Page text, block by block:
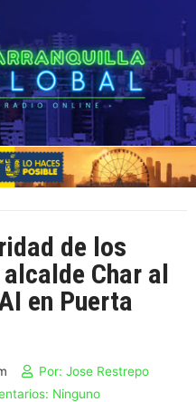
de los
Char al
en Puerta
Por: Jose Restrepo
Ninguno